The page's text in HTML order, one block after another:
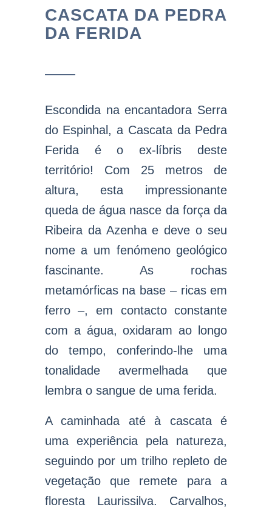
CASCATA DA PEDRA
DA FERIDA
Escondida na encantadora Serra
do Espinhal, a Cascata da Pedra
Ferida é o ex-líbris deste
território! Com 25 metros de
altura, esta impressionante
queda de água nasce da força da
Ribeira da Azenha e deve o seu
nome a um fenómeno geológico
fascinante. As rochas
metamórficas na base – ricas em
ferro –, em contacto constante
com a água, oxidaram ao longo
do tempo, conferindo-lhe uma
tonalidade avermelhada que
lembra o sangue de uma ferida.
A caminhada até à cascata é
uma experiência pela natureza,
seguindo por um trilho repleto de
vegetação que remete para a
floresta Laurissilva. Carvalhos,